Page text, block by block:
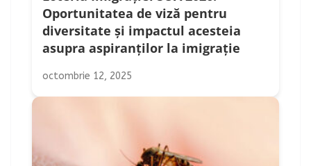
Oportunitatea de viză pentru
diversitate și impactul acesteia
asupra aspiranților la imigrație
octombrie 12, 2025